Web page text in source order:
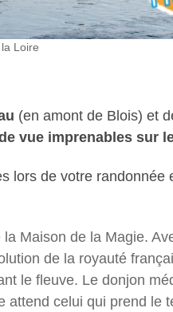
Loire
(en amont de Blois) et
vue imprenables sur
lors de votre
Maison de la Magie.
de la royauté
le fleuve. Le donjon
celui qui prend le